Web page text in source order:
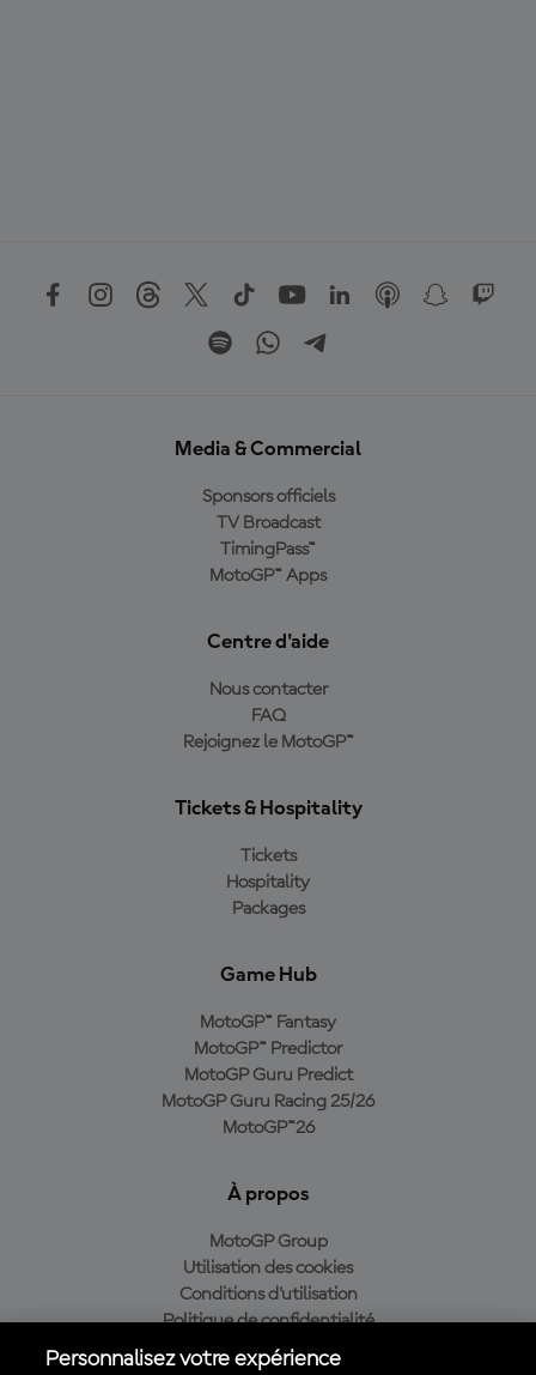
Media & Commercial
Sponsors officiels
TV Broadcast
TimingPass™
MotoGP™ Apps
Centre d'aide
Nous contacter
FAQ
Rejoignez le MotoGP™
Tickets & Hospitality
Tickets
Hospitality
Packages
Game Hub
MotoGP™ Fantasy
MotoGP™ Predictor
MotoGP Guru Predict
MotoGP Guru Racing 25/26
MotoGP™26
À propos
MotoGP Group
Utilisation des cookies
Conditions d'utilisation
Politique de confidentialité
Politique d’achat
Personnalisez votre expérience